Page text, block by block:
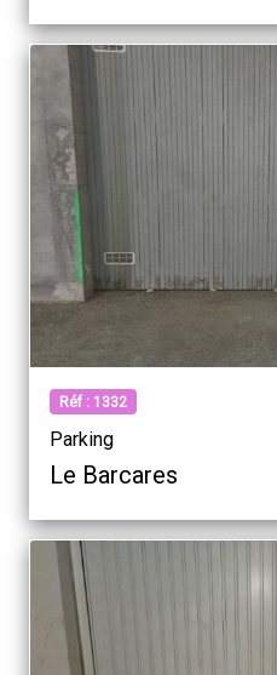
Réf : 1332
Parking
Le Barcares